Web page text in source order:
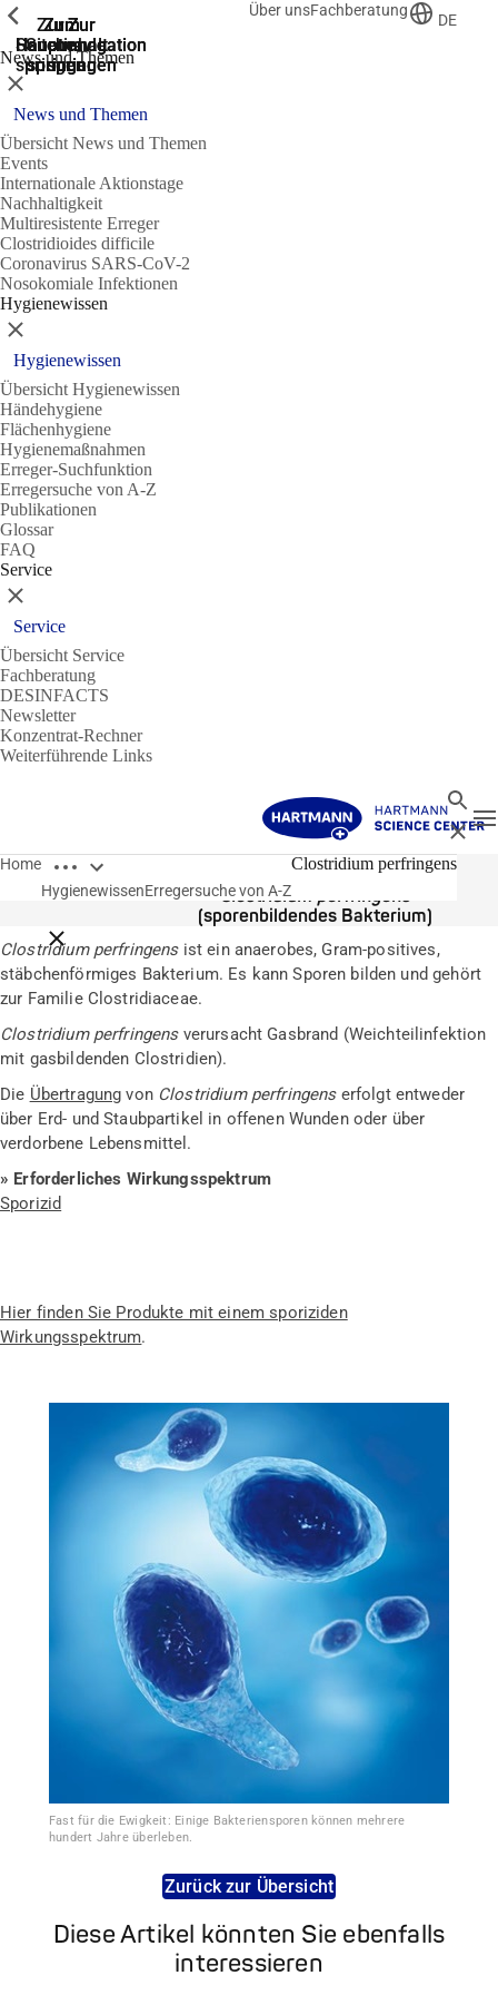
Zur
Suche
springen
Zur
Hauptnavigation
springen
Zur
Hauptnavigation
springen
Zum
Hauptinhalt
springen
Zum
Seitenende
springen
Über unsFachberatung
DE
News und Themen
Zeige vorherige
Schließen
News und Themen
Übersicht News und Themen
Events
Internationale Aktionstage
Nachhaltigkeit
Multiresistente Erreger
Clostridioides difficile
Coronavirus SARS-CoV-2
Nosokomiale Infektionen
Hygienewissen
Zeige vorherige
Schließen
Hygienewissen
Übersicht Hygienewissen
Händehygiene
Flächenhygiene
Hygienemaßnahmen
Erreger-Suchfunktion
Erregersuche von A-Z
Publikationen
Glossar
FAQ
Service
Zeige vorherige
Schließen
Service
Übersicht Service
Fachberatung
DESINFACTS
Newsletter
Konzentrat-Rechner
Weiterführende Links
Suche
Home Breadcrumbs öffnen
Breadcrumbs schließen
HygienewissenErregersuche von A-Z
Clostridium perfringens
Erreger
Clostridium perfringens
(sporenbildendes Bakterium)
Clostridium perfringensist ein anaerobes, Gram-positives,
stäbchenförmiges Bakterium. Es kann Sporen bilden und gehört
zur Familie Clostridiaceae.
Clostridium perfringensverursacht Gasbrand (Weichteilinfektion
mit gasbildenden Clostridien).
Die Übertragung von Clostridium perfringenserfolgt entweder
über Erd- und Staubpartikel in offenen Wunden oder über
verdorbene Lebensmittel.
» Erforderliches Wirkungsspektrum
Sporizid
Hier finden Sie Produkte mit einem sporiziden
Wirkungsspektrum.
Fast für die Ewigkeit: Einige Bakteriensporen können mehrere
hundert Jahre überleben.
Zurück zur Übersicht
Diese Artikel könnten Sie ebenfalls
interessieren